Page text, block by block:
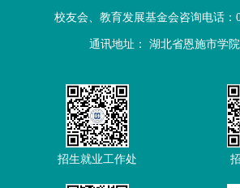
校友会、教育发展基金会咨询电话：
通讯地址： 湖北省恩施市学
招生就业工作处